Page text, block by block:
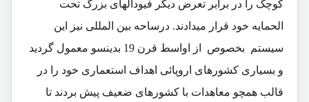
کوچک را در برابر تعرض دیگر فیودالهای بزرگ تحت
الحمایه خود قرار میدادند. درساحه بین المللی نیز این
سیستم بخصوص از اواسط قرن 19 بدینسو معمول گردید
و بسیاری کشورهای اروپائی اهداف استعماری خود را در
قالب همچو معاهدات با کشورهای ضعیف پیش بردند تا